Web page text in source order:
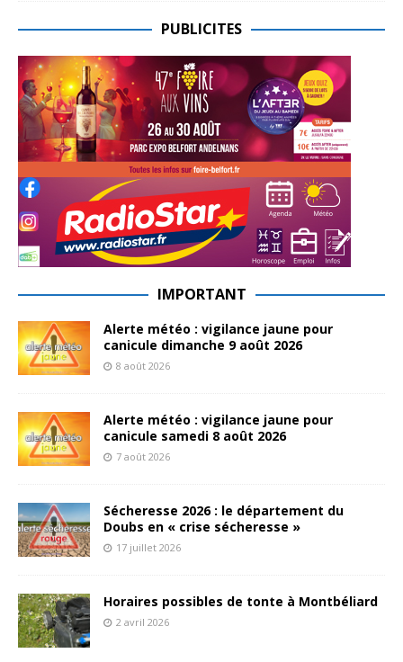
PUBLICITES
IMPORTANT
Alerte météo : vigilance jaune pour
canicule dimanche 9 août 2026
8 août 2026
Alerte météo : vigilance jaune pour
canicule samedi 8 août 2026
7 août 2026
Sécheresse 2026 : le département du
Doubs en « crise sécheresse »
17 juillet 2026
Horaires possibles de tonte à Montbéliard
2 avril 2026